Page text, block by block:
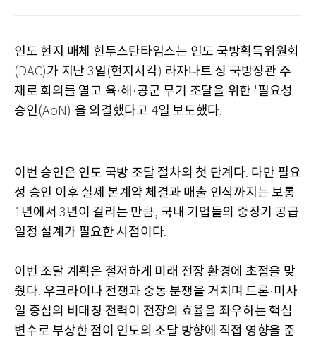
인도 현지 매체 힌두스탄타임스는 인도 국방획득위원회
(DAC)가 지난 3일 (현지시각) 라자나트 싱 국방장관 주
재로 회의를 열고 육·해 ·공군 무기 조달을 위한 '필요성
승인 (AoN)'을 의결했다고 4일 보도했다.
이번 승인은 인도 국방 조달 절차의 첫 단계다. 다만 필요
성 승인 이후 실제 본계약 체결과 매출 인식까지는 보통
1년에서 3년이 걸리는 만큼, 국내 기업들의 중장기 공급
일정 설계가 필요한 시점이다.
이번 조달 계획은 철저하게 미래 전장 환경에 초점을 맞
췄다. 우크라이나 전쟁과 중동 분쟁을 거치며 드론·미사
일 중심의 비대칭 전력이 전장의 효율을 좌우하는 핵심
변수로 부상한 점이 인도의 조달 방향에 직접 영향을 준